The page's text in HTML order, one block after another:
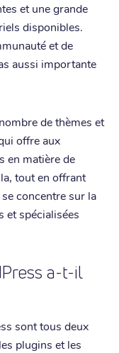
et une grande
disponibles.
et de
aussi importante
de thèmes et
offre aux
en matière de
tout en offrant
concentre sur la
et spécialisées
a-t-il
sont tous deux
plugins et les